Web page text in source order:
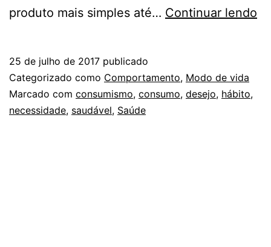
produto mais simples até… Continuar lendo
25 de julho de 2017 publicado
Categorizado como Comportamento, Modo de vida
Marcado com consumismo, consumo, desejo, hábito,
necessidade, saudável, Saúde